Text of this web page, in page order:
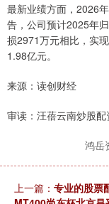
最新业绩方面，2026
告，公司预计2025年
损2971万元相比，实
1.98亿元。
来源：读创财经
审读：汪蓓云南炒股配
鸿岳
上一篇： 专业的股票